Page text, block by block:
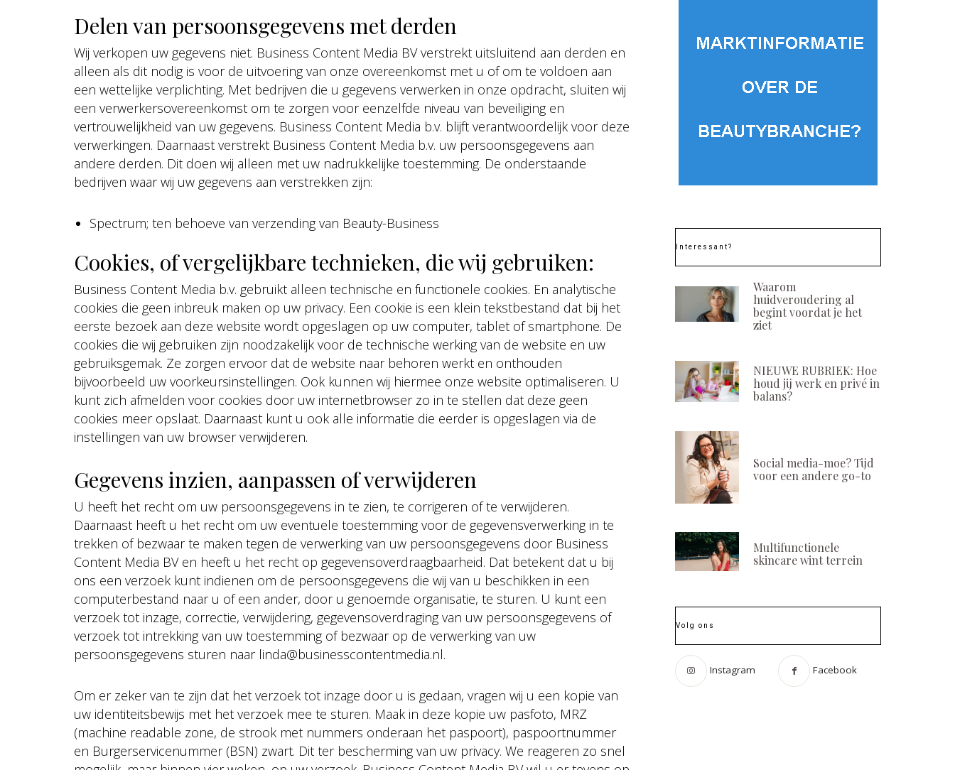
Delen van persoonsgegevens met derden
Wij verkopen uw gegevens niet. Business Content Media BV verstrekt uitsluitend aan derden en
alleen als dit nodig is voor de uitvoering van onze overeenkomst met u of om te voldoen aan
een wettelijke verplichting. Met bedrijven die u gegevens verwerken in onze opdracht, sluiten wij
een verwerkersovereenkomst om te zorgen voor eenzelfde niveau van beveiliging en
vertrouwelijkheid van uw gegevens. Business Content Media b.v. blijft verantwoordelijk voor deze
verwerkingen. Daarnaast verstrekt Business Content Media b.v. uw persoonsgegevens aan
andere derden. Dit doen wij alleen met uw nadrukkelijke toestemming. De onderstaande
bedrijven waar wij uw gegevens aan verstrekken zijn:
Spectrum; ten behoeve van verzending van Beauty-Business
Cookies, of vergelijkbare technieken, die wij gebruiken:
Business Content Media b.v. gebruikt alleen technische en functionele cookies. En analytische
cookies die geen inbreuk maken op uw privacy. Een cookie is een klein tekstbestand dat bij het
eerste bezoek aan deze website wordt opgeslagen op uw computer, tablet of smartphone. De
cookies die wij gebruiken zijn noodzakelijk voor de technische werking van de website en uw
gebruiksgemak. Ze zorgen ervoor dat de website naar behoren werkt en onthouden
bijvoorbeeld uw voorkeursinstellingen. Ook kunnen wij hiermee onze website optimaliseren. U
kunt zich afmelden voor cookies door uw internetbrowser zo in te stellen dat deze geen
cookies meer opslaat. Daarnaast kunt u ook alle informatie die eerder is opgeslagen via de
instellingen van uw browser verwijderen.
Gegevens inzien, aanpassen of verwijderen
U heeft het recht om uw persoonsgegevens in te zien, te corrigeren of te verwijderen.
Daarnaast heeft u het recht om uw eventuele toestemming voor de gegevensverwerking in te
trekken of bezwaar te maken tegen de verwerking van uw persoonsgegevens door Business
Content Media BV en heeft u het recht op gegevensoverdraagbaarheid. Dat betekent dat u bij
ons een verzoek kunt indienen om de persoonsgegevens die wij van u beschikken in een
computerbestand naar u of een ander, door u genoemde organisatie, te sturen. U kunt een
verzoek tot inzage, correctie, verwijdering, gegevensoverdraging van uw persoonsgegevens of
verzoek tot intrekking van uw toestemming of bezwaar op de verwerking van uw
persoonsgegevens sturen naar linda@businesscontentmedia.nl.
Om er zeker van te zijn dat het verzoek tot inzage door u is gedaan, vragen wij u een kopie van
uw identiteitsbewijs met het verzoek mee te sturen. Maak in deze kopie uw pasfoto, MRZ
(machine readable zone, de strook met nummers onderaan het paspoort), paspoortnummer
en Burgerservicenummer (BSN) zwart. Dit ter bescherming van uw privacy. We reageren zo snel
Interessant?
Waarom
huidveroudering al
begint voordat je het
ziet
NIEUWE RUBRIEK: Hoe
houd jij werk en privé in
balans?
Social media-moe? Tijd
voor een andere go-to
Multifunctionele
skincare wint terrein
Volg ons
Instagram Facebook